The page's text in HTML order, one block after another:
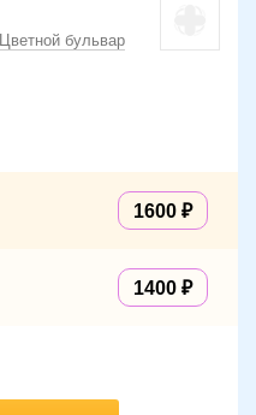
Цветной бульвар
1600
1400